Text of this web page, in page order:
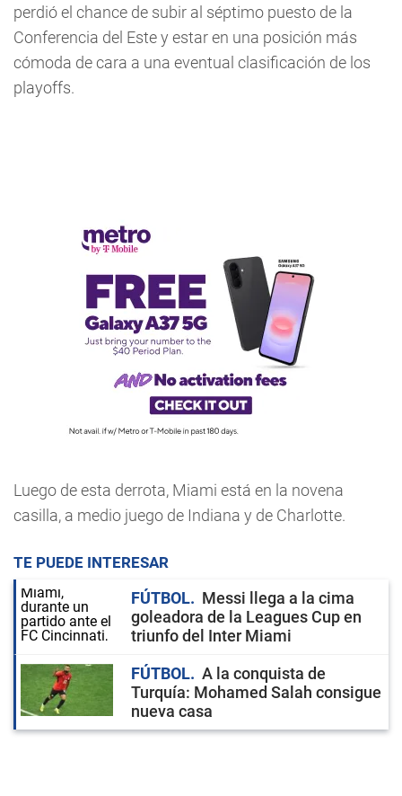
perdió el chance de subir al séptimo puesto de la
Conferencia del Este y estar en una posición más
cómoda de cara a una eventual clasificación de los
playoffs.
Luego de esta derrota, Miami está en la novena
casilla, a medio juego de Indiana y de Charlotte.
TE PUEDE INTERESAR
FÚTBOL
Messi llega a la cima
goleadora de la Leagues Cup en
triunfo del Inter Miami
FÚTBOL
A la conquista de
Turquía: Mohamed Salah consigue
nueva casa